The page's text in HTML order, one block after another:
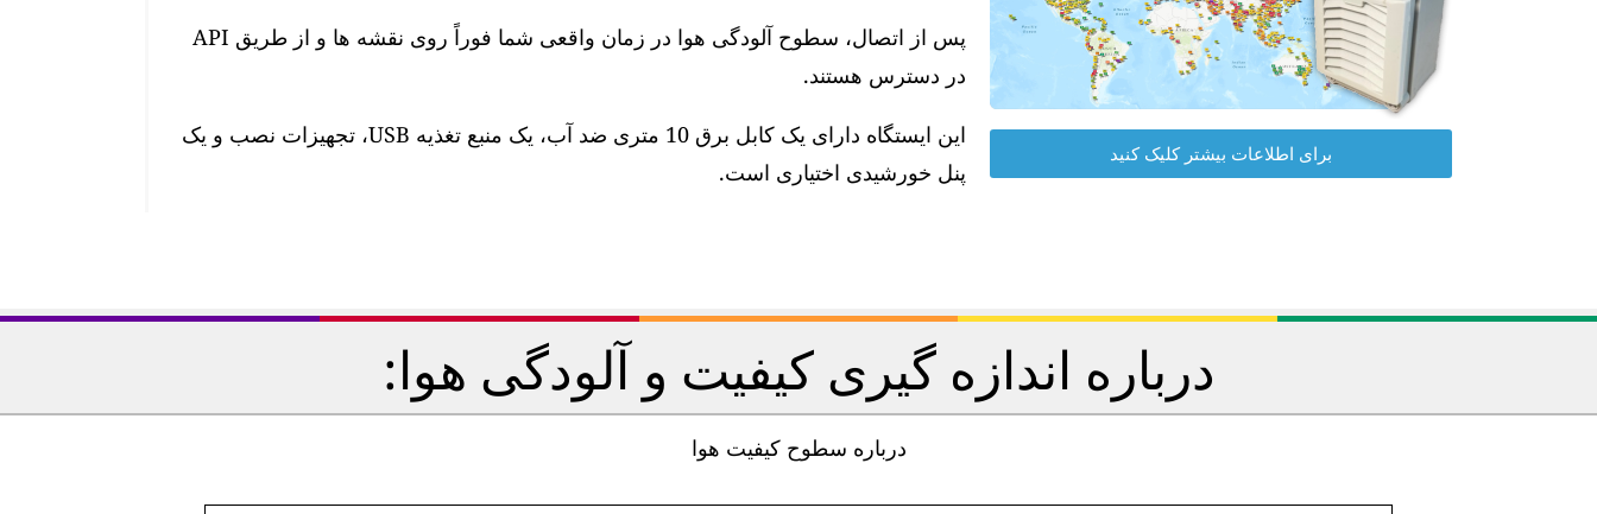
پس از اتصال، سطوح آلودگی هوا در زمان واقعی شما فوراً روی نقشه ها و از طریق API
در دسترس هستند.
این ایستگاه دارای یک کابل برق 10 متری ضد آب، یک منبع تغذیه USB، تجهیزات نصب و یک
پنل خورشیدی اختیاری است.
برای اطلاعات بیشتر کلیک کنید
درباره اندازه گیری کیفیت و آلودگی هوا:
درباره سطوح کیفیت هوا